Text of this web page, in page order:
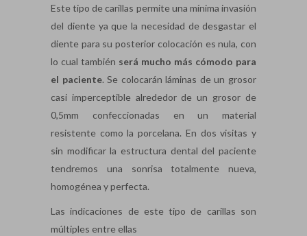
Este tipo de carillas permite una mínima invasión
del diente ya que la necesidad de desgastar el
diente para su posterior colocación es nula, con
lo cual también será mucho más cómodo para
el paciente. Se colocarán láminas de un grosor
casi imperceptible alrededor de un grosor de
0,5mm confeccionadas en un material
resistente como la porcelana. En dos visitas y
sin modificar la estructura dental del paciente
tendremos una sonrisa totalmente nueva,
homogénea y perfecta.
Las indicaciones de este tipo de carillas son
múltiples entre ellas